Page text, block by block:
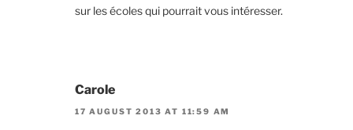
sur les écoles qui pourrait vous intéresser.
Carole
17 AUGUST 2013 AT 11:59 AM